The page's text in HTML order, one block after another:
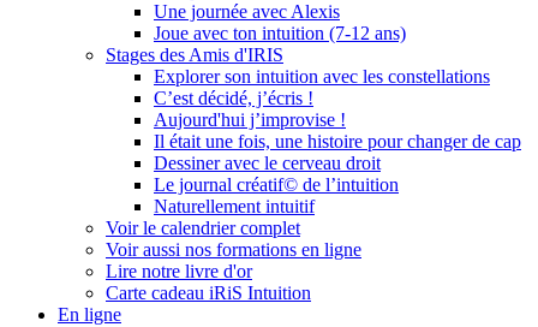
Une journée avec Alexis
Joue avec ton intuition (7-12 ans)
Stages des Amis d'IRIS
Explorer son intuition avec les constellations
C’est décidé, j’écris !
Aujourd'hui j’improvise !
Il était une fois, une histoire pour changer de cap
Dessiner avec le cerveau droit
Le journal créatif© de l’intuition
Naturellement intuitif
Voir le calendrier complet
Voir aussi nos formations en ligne
Lire notre livre d'or
Carte cadeau iRiS Intuition
En ligne